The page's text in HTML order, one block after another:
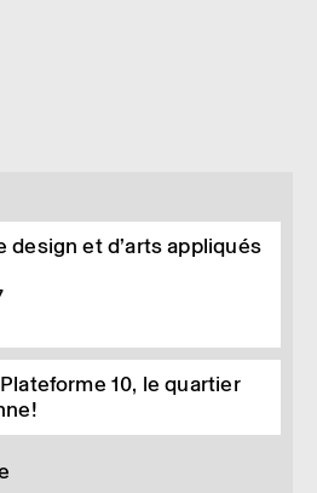
design et d’arts appliqués
10, le quartier